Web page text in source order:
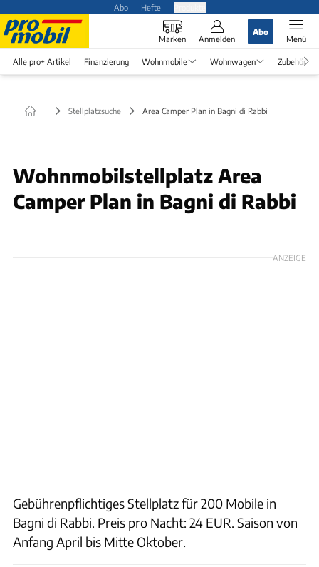
Abo Hefte
Marken Anmelden
Abo
Menü
Alle pro+ Artikel Finanzierung Wohnmobile Wohnwagen Zubehör
Stellplatzsuche Area Camper Plan in Bagni di Rabbi
Wohnmobilstellplatz Area
Camper Plan in Bagni di Rabbi
ANZEIGE
Gebührenpflichtiges Stellplatz für 200 Mobile in
Bagni di Rabbi. Preis pro Nacht: 24 EUR. Saison von
Anfang April bis Mitte Oktober.